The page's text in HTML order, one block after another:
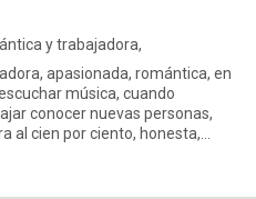
y trabajadora,
apasionada, romántica, en
música, cuando
conocer nuevas personas,
al cien por ciento, honesta,